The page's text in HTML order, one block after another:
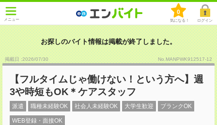
メニュー
0
気になる！ ログイン
お探しのバイト情報は掲載が終了しました。
掲載日 :2026/07/30 No.MANPWK912517-12
【フルタイムじゃ働けない！という方へ】週
3や時短もOK＊ケアスタッフ
派遣 職種未経験OK 社会人未経験OK 大学生歓迎 ブランクOK
WEB登録・面接OK